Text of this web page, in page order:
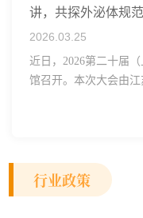
讲，共探外泌体规
2026.03.25
近日，2026第二十届
馆召开。本次大会由
范区生物医药行业协
行业政策